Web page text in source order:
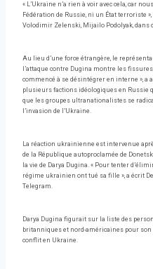
« L’Ukraine n’a rien à voir avec cela, car
Fédération de Russie, ni un État terroriste
Volodimir Zelenski, Mijailo Podolyak,
Au lieu d’une force étrangère, le
l’attaque contre Dugina montre les
commencé à se désintégrer en interne », a
plusieurs factions idéologiques en Russie
que les groupes ultranationalistes se
l’invasion de l’Ukraine.
La réaction ukrainienne est intervenue
de la République autoproclamée de
la vie de Darya Dugina. « Pour tenter
régime ukrainien ont tué sa fille », a écrit
Telegram.
Darya Dugina figurait sur la liste des
britanniques et nord-américaines pour
conflit en Ukraine.